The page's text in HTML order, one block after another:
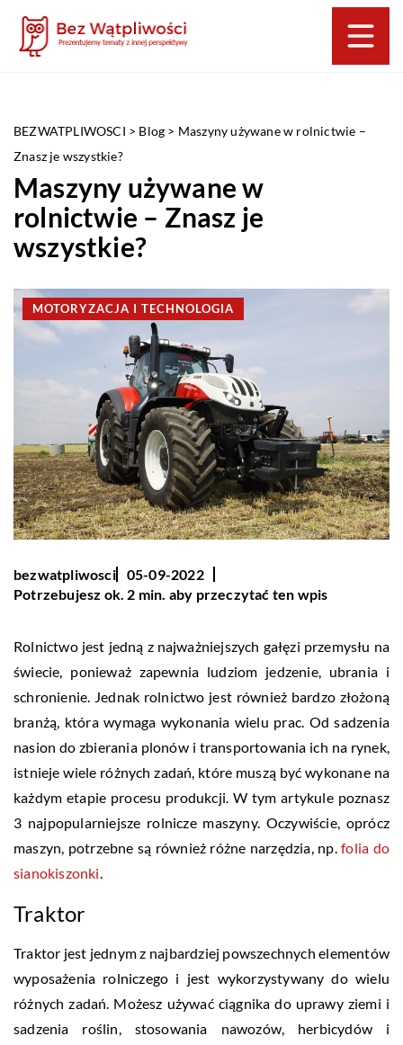
BEZWATPLIWOSCI > Blog > Maszyny używane w rolnictwie –
Znasz je wszystkie?
Maszyny używane w
rolnictwie – Znasz je
wszystkie?
MOTORYZACJA I TECHNOLOGIA
bezwatpliwosci
05-09-2022
Potrzebujesz ok. 2 min. aby przeczytać ten wpis
Rolnictwo jest jedną z najważniejszych gałęzi przemysłu na
świecie, ponieważ zapewnia ludziom jedzenie, ubrania i
schronienie. Jednak rolnictwo jest również bardzo złożoną
branżą, która wymaga wykonania wielu prac. Od sadzenia
nasion do zbierania plonów i transportowania ich na rynek,
istnieje wiele różnych zadań, które muszą być wykonane na
każdym etapie procesu produkcji. W tym artykule poznasz
3 najpopularniejsze rolnicze maszyny. Oczywiście, oprócz
maszyn, potrzebne są również różne narzędzia, np.folia do
sianokiszonki
Traktor
Traktor jest jednym z najbardziej powszechnych elementów
wyposażenia rolniczego i jest wykorzystywany do wielu
różnych zadań. Możesz używać ciągnika do uprawy ziemi i
sadzenia roślin, stosowania nawozów, herbicydów i